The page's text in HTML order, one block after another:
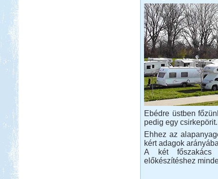
Ebédre üstben
pedig egy csirkepörit.
Ehhez az
kért adagok
A két főszakács
előkészítéshez